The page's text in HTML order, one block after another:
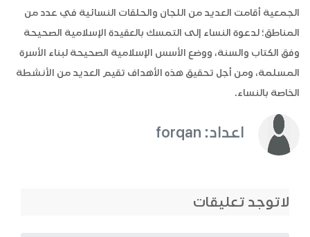
الجمعية أقامت العديد من اللجان والحلقات النسائية في عدد من
المناطق؛ لدعوة النساء إلى التمسك بالعقيدة الإسلامية الصحيحة
وفق الكتاب والسنة، ووضع الأسس الإسلامية الصحيحة لبناء الأسرة
المسلمة، ومن أجل تحقيق هذه الأهداف تقيم العديد من الأنشطة
الخاصة بالنساء.
اعداد: forqan
لاتوجد تعليقات